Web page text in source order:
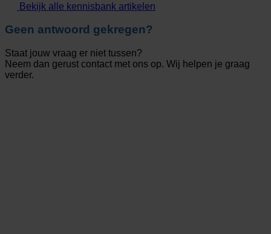
Bekijk alle kennisbank artikelen
Geen antwoord gekregen?
Staat jouw vraag er niet tussen?
Neem dan gerust contact met ons op. Wij helpen je graag
verder.